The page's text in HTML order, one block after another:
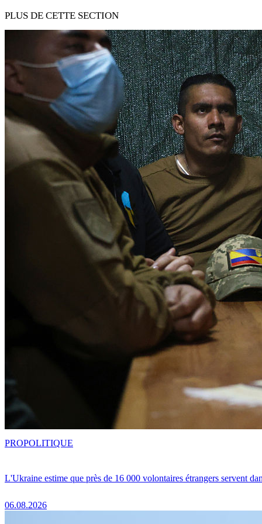
PLUS DE CETTE SECTION
L'Ukraine estime que près de 16 000 volontaires étrangers servent
06.08.2026
PROPOLITIQUE